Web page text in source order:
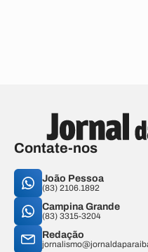
Contate-nos
João Pessoa
(83) 2106.1892
Campina Grande
(83) 3315-3204
Redação